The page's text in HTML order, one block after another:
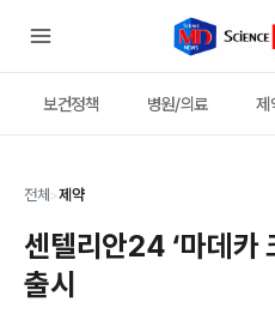
보건정책 병원/의료 제
전체 >제약
센텔리안24 ‘마데카
출시